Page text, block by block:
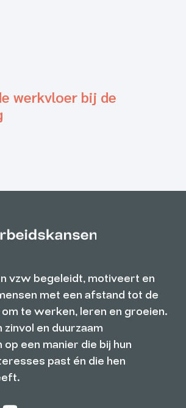
werkvloer bij de
vzw begeleidt, motiveert en
met een afstand tot de
te werken, leren en groeien.
zinvol en duurzaam
een manier die bij hun
past én die hen